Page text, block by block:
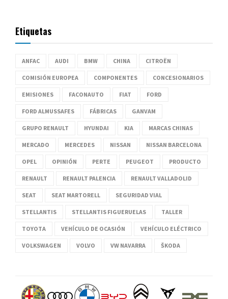
Etiquetas
ANFAC AUDI BMW CHINA CITROËN
COMISIÓN EUROPEA COMPONENTES CONCESIONARIOS
EMISIONES FACONAUTO FIAT FORD
FORD ALMUSSAFES FÁBRICAS GANVAM
GRUPO RENAULT HYUNDAI KIA MARCAS CHINAS
MERCADO MERCEDES NISSAN NISSAN BARCELONA
OPEL OPINIÓN PERTE PEUGEOT PRODUCTO
RENAULT RENAULT PALENCIA RENAULT VALLADOLID
SEAT SEAT MARTORELL SEGURIDAD VIAL
STELLANTIS STELLANTIS FIGUERUELAS TALLER
TOYOTA VEHÍCULO DE OCASIÓN VEHÍCULO ELÉCTRICO
VOLKSWAGEN VOLVO VW NAVARRA ŠKODA